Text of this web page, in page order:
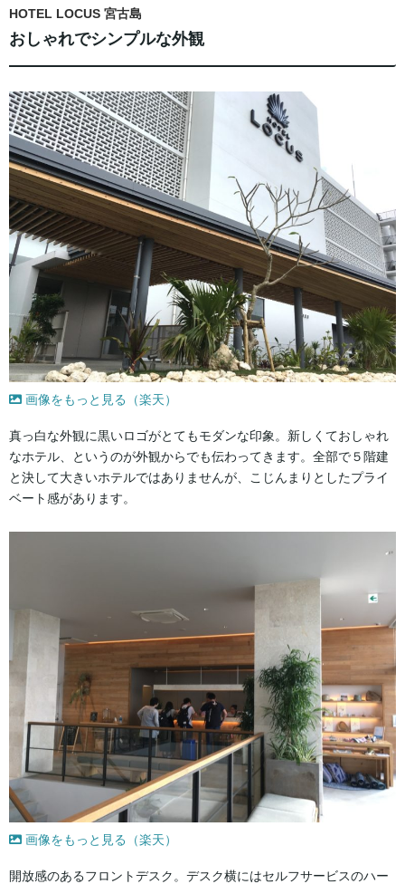
HOTEL LOCUS 宮古島
おしゃれでシンプルな外観
画像をもっと見る（楽天）
真っ白な外観に黒いロゴがとてもモダンな印象。新しくておしゃれ
なホテル、というのが外観からでも伝わってきます。全部で５階建
と決して大きいホテルではありませんが、こじんまりとしたプライ
ベート感があります。
画像をもっと見る（楽天）
開放感のあるフロントデスク。デスク横にはセルフサービスのハー